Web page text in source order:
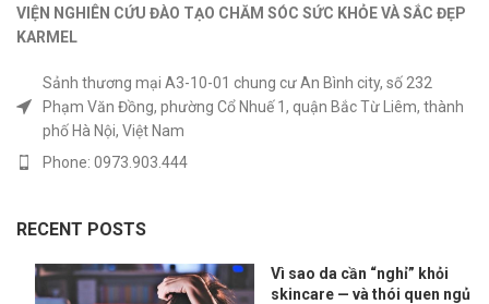
VIỆN NGHIÊN CỨU ĐÀO TẠO CHĂM SÓC SỨC KHỎEVÀSẮC ĐẸP
KARMEL
Sảnh thương mại A3-10-01 chung cư An Bình city, số 232
Phạm Văn Đồng, phường Cổ Nhuế 1, quận Bắc Từ Liêm, thành
phố Hà Nội, Việt Nam
Phone: 0973.903.444
RECENT POSTS
Vì sao da cần “nghỉ” khỏi
skincare — và thói quen ngủ